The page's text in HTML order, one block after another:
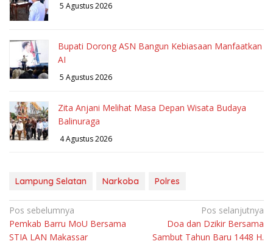
5 Agustus 2026
Bupati Dorong ASN Bangun Kebiasaan Manfaatkan
AI
5 Agustus 2026
Zita Anjani Melihat Masa Depan Wisata Budaya
Balinuraga
4 Agustus 2026
Lampung Selatan Narkoba Polres
Navigasi
pos
Pos sebelumnya
Pemkab Barru MoU Bersama
STIA LAN Makassar
Pos selanjutnya
Doa dan Dzikir Bersama
Sambut Tahun Baru 1448 H.